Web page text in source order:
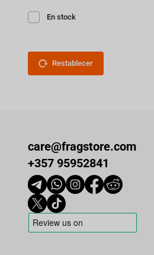
En stock
Restablecer
care@fragstore.com
+357 95952841